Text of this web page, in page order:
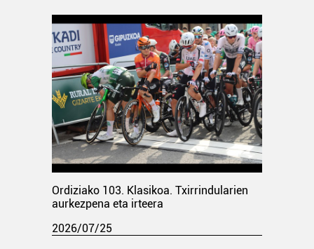
Ordiziako 103. Klasikoa. Txirrindularien
aurkezpena eta irteera
2026/07/25